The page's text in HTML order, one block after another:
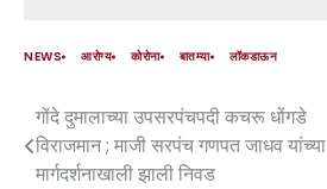
NEWS आरोग्य कोरोना बातम्या लॉकडाऊन
गोंदे दुमालाच्या उपसरपंचपदी कचरू धोंगडे
विराजमान ; माजी सरपंच गणपत जाधव यांच्या
मार्गदर्शनाखाली झाली निवड